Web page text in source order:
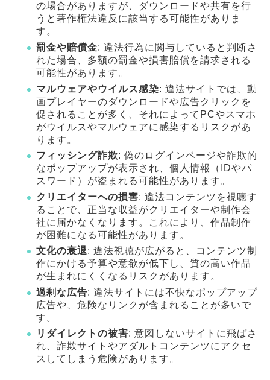
の場合がありますが、ダウンロードや共有を行
うと著作権法違反に該当する可能性がありま
す。
罰金や賠償金: 違法行為に関与していると判断さ
れた場合、多額の罰金や損害賠償を請求される
可能性があります。
マルウェアやウイルス感染: 違法サイトでは、動
画プレイヤーのダウンロードや広告クリックを
促されることが多く、それによってPCやスマホ
がウイルスやマルウェアに感染するリスクがあ
ります。
フィッシング詐欺: 偽のログインページや詐欺的
なポップアップが表示され、個人情報（IDやパ
スワード）が盗まれる可能性があります。
クリエイターへの損害: 違法コンテンツを視聴す
ることで、正当な収益がクリエイターや制作会
社に届かなくなります。これにより、作品制作
が困難になる可能性があります。
文化の衰退: 違法視聴が広がると、コンテンツ制
作にかける予算や意欲が低下し、質の高い作品
が生まれにくくなるリスクがあります。
過剰な広告: 違法サイトには不快なポップアップ
広告や、危険なリンクが含まれることが多いで
す。
リダイレクトの被害: 意図しないサイトに飛ばさ
れ、詐欺サイトやアダルトコンテンツにアクセ
スしてしまう危険があります。